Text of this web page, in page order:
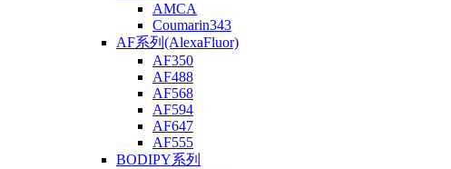
AMCA
Coumarin343
AF系列(AlexaFluor)
AF350
AF488
AF568
AF594
AF647
AF555
BODIPY系列